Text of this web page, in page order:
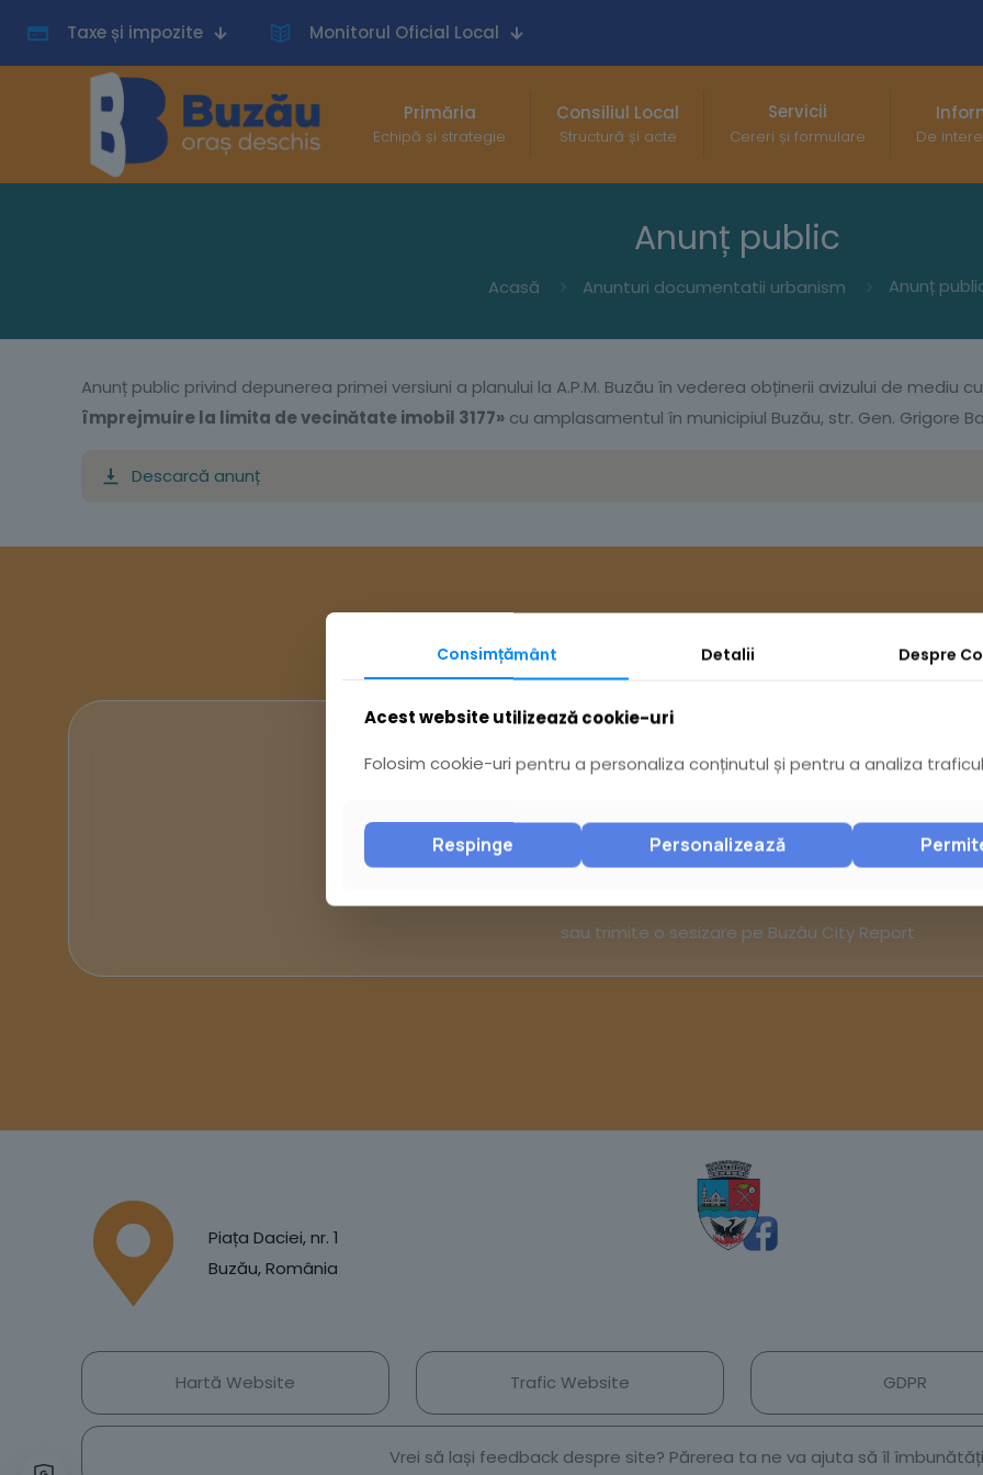
Taxe și impozite Monitorul Oficial Local
Primăria
Echipă și strategie
Consiliul Local
Structură și acte
Servicii
Cereri și formulare De
Anunț public
Acasă Anunturi documentatii urbanism Anunț
Anunț public privind depunerea primei versiuni a planului la A.P.M. Buzău în vederea obținerii avizului de mediu
împrejmuire la limita de vecinătate imobil 3177» cu amplasamentul în municipiul Buzău, str. Gen. Grigore
Descarcă anunț
Ai întrebări?
Pagina Contact
sau trimite o sesizare pe Buzău City Report
Piața Daciei, nr. 1
Buzău, România
Hartă Website Trafic Website GDPR
Vrei să lași feedback despre site? Părerea ta ne va ajuta să îl
Consimțământ Detalii Despre
Acest website utilizează cookie-uri
Folosim cookie-uri pentru a personaliza conținutul și pentru a analiza
Respinge Personalizează